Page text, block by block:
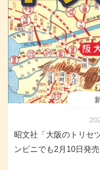
昭文社「大阪のトリセ
ンビニでも2月10日発売